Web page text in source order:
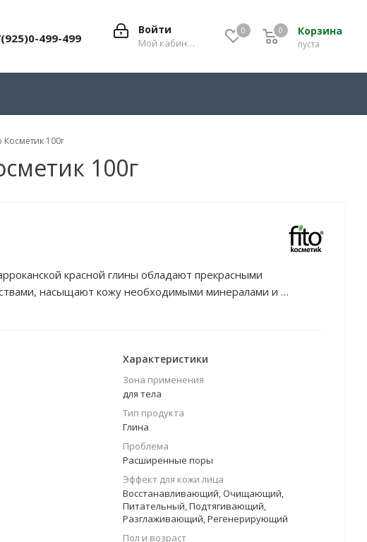
0 Корзина
0
пуста
0
Войти
Мой кабинет
499-499
100г
100г
красной глины обладают прекрасными
насыщают кожу необходимыми минералами и
ее более упругой и бархатистой. Красная глина
химической завивки.
Характеристики
Зона применения
для тела
Тип продукта
Глина
Проблема
Расширенные поры
Эффект для кожи лица
Восстанавливающий, Очищающий,
Питательный, Подтягивающий,
Разглаживающий, Регенерирующий
Пол и возраст